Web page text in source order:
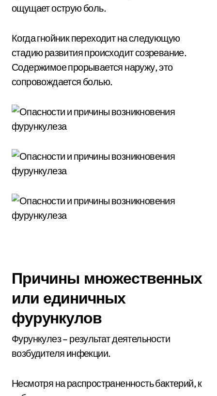
ощущает острую боль.
Когда гнойник переходит на следующую
стадию развития происходит созревание.
Содержимое прорывается наружу, это
сопровождается болью.
Причины множественных
или единичных
фурункулов
Фурункулез – результат деятельности
возбудителя инфекции.
Несмотря на распространенность бактерий, к